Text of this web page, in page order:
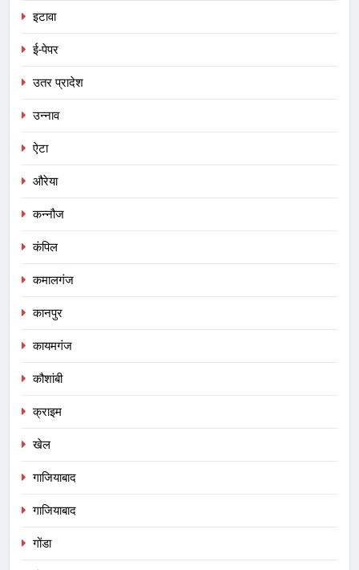
इटावा
ई-पेपर
उतर प्रादेश
उन्नाव
ऐटा
औरेया
कन्नौज
कंपिल
कमालगंज
कानपुर
कायमगंज
कौशांबी
क्राइम
खेल
गाजियाबाद
गाजियाबाद
गोंडा